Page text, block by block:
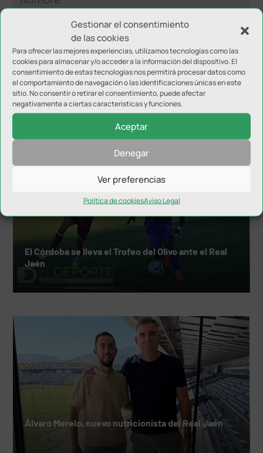
Gestionar el consentimiento
de las cookies
Para ofrecer las mejores experiencias, utilizamos tecnologías como las
cookies para almacenar y/o acceder a la información del dispositivo. El
consentimiento de estas tecnologías nos permitirá procesar datos como
el comportamiento de navegación o las identificaciones únicas en este
sitio. No consentir o retirar el consentimiento, puede afectar
negativamente a ciertas características y funciones.
Aceptar
Denegar
Ver preferencias
Política de cookiesAviso Legal
NOTICIAS RELACIONADAS
El Córdoba se lleva el Trofeo del Olivo ante el Real
Jaén
Álvaro Merelo, nuevo nutricionista del Real Jaén